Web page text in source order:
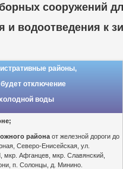
сооружений
водоотведения к
районы,
будет отключение
воды
района от железной дороги до
Северо-Енисейская, ул.
Афганцев, мкр. Славянский,
п. Солонцы, д. Минино.